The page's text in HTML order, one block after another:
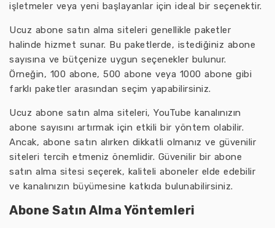
işletmeler veya yeni başlayanlar için ideal bir seçenektir.
Ucuz abone satın alma siteleri genellikle paketler
halinde hizmet sunar. Bu paketlerde, istediğiniz abone
sayısına ve bütçenize uygun seçenekler bulunur.
Örneğin, 100 abone, 500 abone veya 1000 abone gibi
farklı paketler arasından seçim yapabilirsiniz.
Ucuz abone satın alma siteleri, YouTube kanalınızın
abone sayısını artırmak için etkili bir yöntem olabilir.
Ancak, abone satın alırken dikkatli olmanız ve güvenilir
siteleri tercih etmeniz önemlidir. Güvenilir bir abone
satın alma sitesi seçerek, kaliteli aboneler elde edebilir
ve kanalınızın büyümesine katkıda bulunabilirsiniz.
Abone Satın Alma Yöntemleri